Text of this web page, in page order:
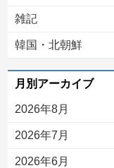
雑記
韓国・北朝鮮
月別アーカイブ
2026年8月
2026年7月
2026年6月